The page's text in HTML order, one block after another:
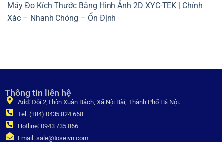
Máy Đo Kích Thước Bằng Hình Ảnh 2D XYC-TEK | Chính
Xác – Nhanh Chóng – Ổn Định
Thông tin liên hệ
Add: Đội 2,Thôn Xuân Bách, Xã Nội Bài, Thành Phố Hà Nội.
Tel: (+84) 0435 824 668
Hotline: 0943 735 866
Email: sale@toseivn.com